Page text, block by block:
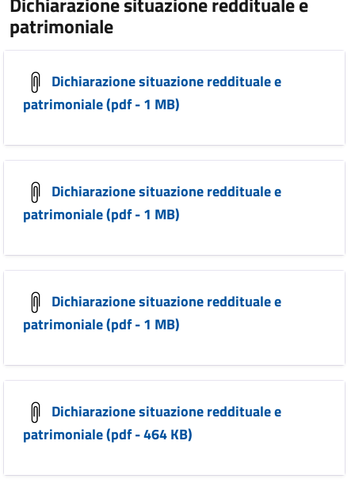
patrimoniale
Dichiarazione situazione reddituale e
patrimoniale (pdf - 1 MB)
Dichiarazione situazione reddituale e
patrimoniale (pdf - 1 MB)
Dichiarazione situazione reddituale e
patrimoniale (pdf - 1 MB)
Dichiarazione situazione reddituale e
patrimoniale (pdf - 464 KB)